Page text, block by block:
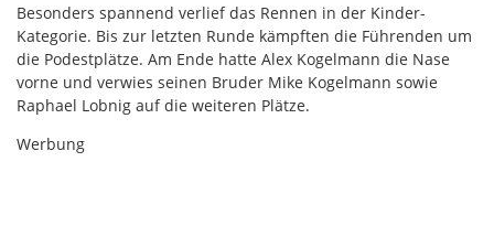
Besonders spannend verlief das Rennen in der Kinder-
Kategorie. Bis zur letzten Runde kämpften die Führenden um
die Podestplätze. Am Ende hatte Alex Kogelmann die Nase
vorne und verwies seinen Bruder Mike Kogelmann sowie
Raphael Lobnig auf die weiteren Plätze.
Werbung